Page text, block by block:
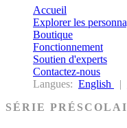
Accueil
Explorer les
Boutique
Fonctionnement
Soutien d'experts
Contactez-nous
Langues: English |
SÉRIE